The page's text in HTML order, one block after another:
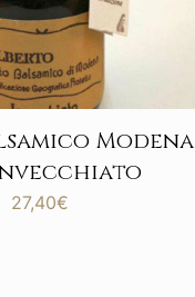
Modena
invecchiato
27,40€